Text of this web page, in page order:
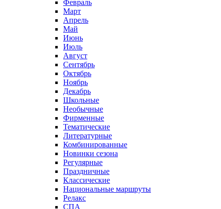
Февраль
Март
Апрель
Май
Июнь
Июль
Август
Сентябрь
Октябрь
Ноябрь
Декабрь
Школьные
Необычные
Фирменные
Тематические
Литературные
Комбинированные
Новинки сезона
Регулярные
Праздничные
Классические
Национальные маршруты
Релакс
СПА